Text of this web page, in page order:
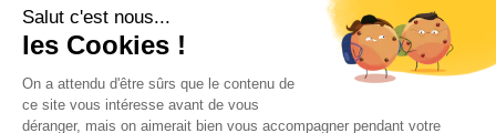
Salut c'est nous...
les Cookies !
On a attendu d'être sûrs que le contenu de
ce site vous intéresse avant de vous
déranger, mais on aimerait bien vous accompagner pendant votre